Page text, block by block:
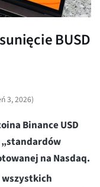
BUSD
3, 2026)
Binance USD
„standardów
na Nasdaq.